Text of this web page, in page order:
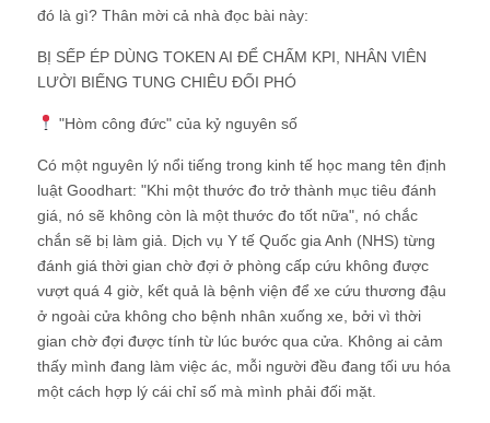
đó là gì? Thân mời cả nhà đọc bài này:
BỊ SẾP ÉP DÙNG TOKEN AI ĐỂ CHẤM KPI, NHÂN VIÊN
LƯỜI BIẾNG TUNG CHIÊU ĐỐI PHÓ
"Hòm công đức" của kỷ nguyên số
Có một nguyên lý nổi tiếng trong kinh tế học mang tên định
luật Goodhart: "Khi một thước đo trở thành mục tiêu đánh
giá, nó sẽ không còn là một thước đo tốt nữa", nó chắc
chắn sẽ bị làm giả. Dịch vụ Y tế Quốc gia Anh (NHS) từng
đánh giá thời gian chờ đợi ở phòng cấp cứu không được
vượt quá 4 giờ, kết quả là bệnh viện để xe cứu thương đậu
ở ngoài cửa không cho bệnh nhân xuống xe, bởi vì thời
gian chờ đợi được tính từ lúc bước qua cửa. Không ai cảm
thấy mình đang làm việc ác, mỗi người đều đang tối ưu hóa
một cách hợp lý cái chỉ số mà mình phải đối mặt.